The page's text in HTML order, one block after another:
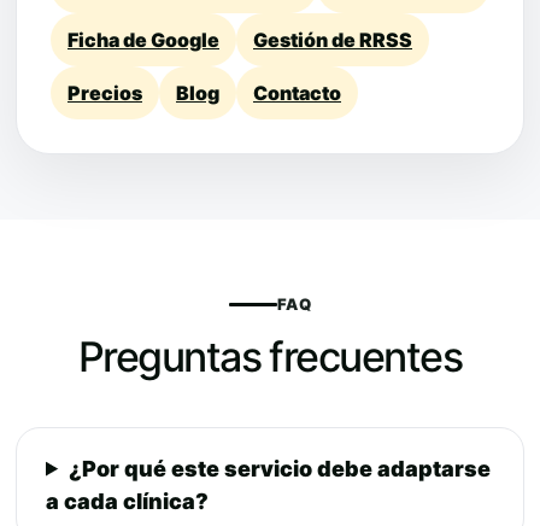
Ficha de Google Gestión de RRSS
Precios Blog Contacto
FAQ
Preguntas frecuentes
¿Por qué este servicio debe adaptarse
a cada clínica?